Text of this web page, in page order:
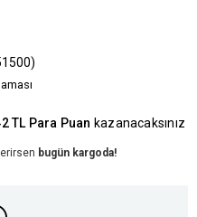
TL Para Puan kazanacaksınız
bugün kargoda!